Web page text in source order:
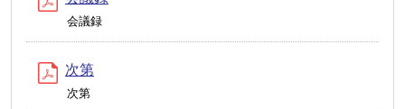
会議録
次第
次第